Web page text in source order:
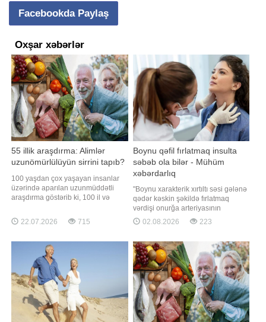
Facebookda Paylaş
Oxşar xəbərlər
55 illik araşdırma: Alimlər
uzunömürlülüyün sirrini tapıb?
100 yaşdan çox yaşayan insanlar
üzərində aparılan uzunmüddətli
araşdırma göstərib ki, 100 il və
yoxdur. Bununla belə, uzunömürlü
insanları birləşdirən bir sıra ümumi
xəbər verir ki, "ScienceAlert"in
yazdığına görə, Qahirədək
22.07.2026 715
Boynu qəfil fırlatmaq insulta
səbəb ola bilər - Mühüm
xəbərdarlıq
"Boynu xarakterik xırtıltı səsi gələnə
qədər kəskin şəkildə fırlatmaq
vərdişi onurğa arteriyasının
zədələnməsinə və nadir hallarda
işemik insultun yaranmasına səbəb
"İzvestiya"ya rusiyalı nevroloq
Aleksandr Tkaçyov deyib.
Mütəxəssisin sözlərinə görə
02.08.2026 223